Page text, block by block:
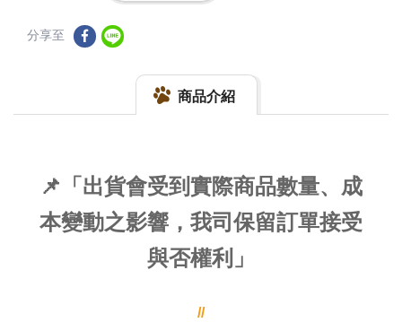
分享至
商品介紹
📌「出貨會受到實際商品數量、成
本變動之影響，我司保留訂單接受
與否權利」
//